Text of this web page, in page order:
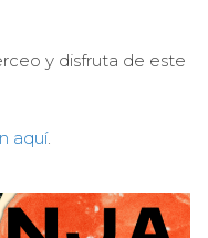
y disfruta de este
aquí.